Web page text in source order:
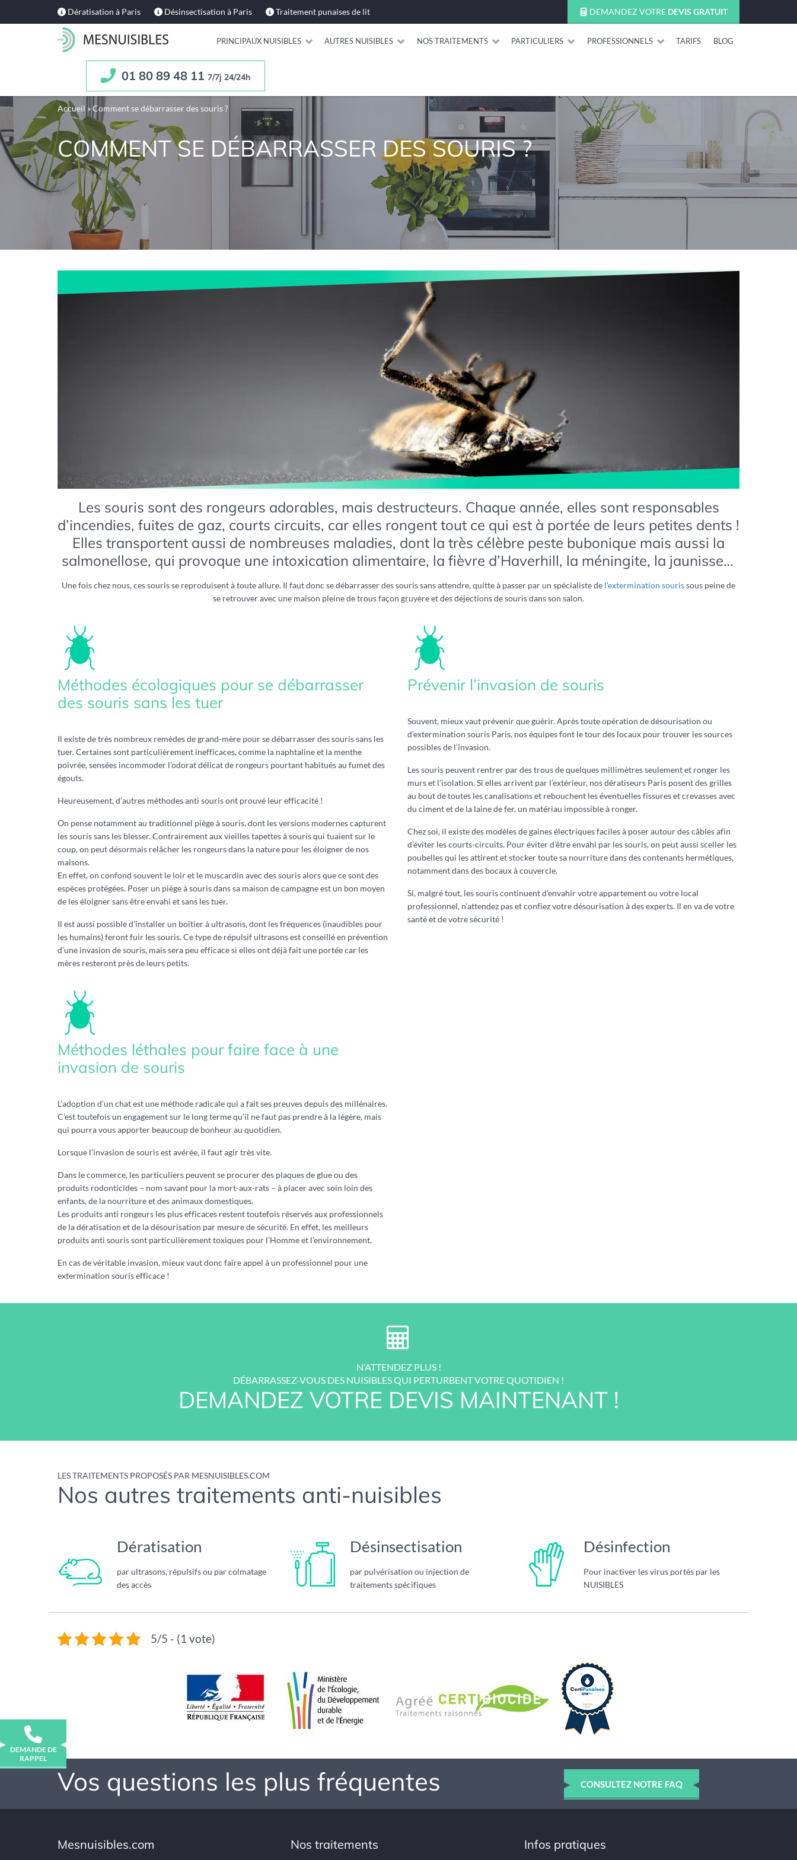
Dératisation à Paris Désinsectisation à Paris Traitement punaises de lit DEMANDEZ VOTRE DEVIS GRATUIT
PRINCIPAUX NUISIBLES AUTRES NUISIBLES NOS TRAITEMENTS PARTICULIERS PROFESSIONNELS TARIFS BLOG
01 80 89 48 11 7/7j 24/24h
Accueil »Comment se débarrasser des souris ?
COMMENT SE DÉBARRASSER DES SOURIS ?
Les souris sont des rongeurs adorables, mais destructeurs. Chaque année, elles sont responsables
d’incendies, fuites de gaz, courts circuits, car elles rongent tout ce qui est à portée de leurs petites dents !
Elles transportent aussi de nombreuses maladies, dont la très célèbre peste bubonique mais aussi la
salmonellose, qui provoque une intoxication alimentaire, la fièvre d’Haverhill, la méningite, la jaunisse…
Une fois chez nous, ces souris se reproduisent à toute allure. Il faut donc se débarrasser des souris sans attendre, quitte à passer par un spécialiste de l’extermination sourissous peine de
se retrouver avec une maison pleine de trous façon gruyère et des déjections de souris dans son salon.
Méthodes écologiques pour se débarrasser
des souris sans les tuer
Il existe de très nombreux remèdes de grand-mère pour se débarrasser des souris sans les
tuer. Certaines sont particulièrement inefficaces, comme la naphtaline et la menthe
poivrée, sensées incommoder l’odorat délicat de rongeurs pourtant habitués au fumet des
égouts.
Heureusement, d’autres méthodes anti souris ont prouvé leur efficacité !
On pense notamment au traditionnel piège à souris, dont les versions modernes capturent
les souris sans les blesser. Contrairement aux vieilles tapettes à souris qui tuaient sur le
coup, on peut désormais relâcher les rongeurs dans la nature pour les éloigner de nos
maisons.
En effet, on confond souvent le loir et le muscardin avec des souris alors que ce sont des
espèces protégées. Poser un piège à souris dans sa maison de campagne est un bon moyen
de les éloigner sans être envahi et sans les tuer.
Il est aussi possible d’installer un boîtier à ultrasons, dont les fréquences (inaudibles pour
les humains) feront fuir les souris. Ce type de répulsif ultrasons est conseillé en prévention
d’une invasion de souris, mais sera peu efficace si elles ont déjà fait une portée car les
mères resteront près de leurs petits.
Méthodes léthales pour faire face à une
invasion de souris
L’adoption d’un chat est une méthode radicale qui a fait ses preuves depuis des millénaires.
C’est toutefois un engagement sur le long terme qu’il ne faut pas prendre à la légère, mais
qui pourra vous apporter beaucoup de bonheur au quotidien.
Lorsque l’invasion de souris est avérée, il faut agir très vite.
Dans le commerce, les particuliers peuvent se procurer des plaques de glue ou des
produits rodonticides – nom savant pour la mort-aux-rats – à placer avec soin loin des
enfants, de la nourriture et des animaux domestiques.
Les produits anti rongeurs les plus efficaces restent toutefois réservés aux professionnels
de la dératisation et de la désourisation par mesure de sécurité. En effet, les meilleurs
produits anti souris sont particulièrement toxiques pour l’Homme et l’environnement.
En cas de véritable invasion, mieux vaut donc faire appel à un professionnel pour une
extermination souris efficace !
Prévenir l’invasion de souris
Souvent, mieux vaut prévenir que guérir. Après toute opération de désourisation ou
d’extermination souris Paris, nos équipes font le tour des locaux pour trouver les sources
possibles de l’invasion.
Les souris peuvent rentrer par des trous de quelques millimètres seulement et ronger les
murs et l’isolation. Si elles arrivent par l’extérieur, nos dératiseurs Paris posent des grilles
au bout de toutes les canalisations et rebouchent les éventuelles fissures et crevasses avec
du ciment et de la laine de fer, un matériau impossible à ronger.
Chez soi, il existe des modèles de gaines électriques faciles à poser autour des câbles afin
d’éviter les courts-circuits. Pour éviter d’être envahi par les souris, on peut aussi sceller les
poubelles qui les attirent et stocker toute sa nourriture dans des contenants hermétiques,
notamment dans des bocaux à couvercle.
Si, malgré tout, les souris continuent d’envahir votre appartement ou votre local
professionnel, n’attendez pas et confiez votre désourisation à des experts. Il en va de votre
santé et de votre sécurité !
N’ATTENDEZ PLUS !
DÉBARRASSEZ-VOUS DES NUISIBLES QUI PERTURBENT VOTRE QUOTIDIEN !
DEMANDEZ VOTRE DEVIS MAINTENANT !
LES TRAITEMENTS PROPOSÉS PAR MESNUISIBLES.COM
Nos autres traitements anti-nuisibles
Dératisation
par ultrasons, répulsifs ou par colmatage
des accès
Désinsectisation
par pulvérisation ou injection de
traitements spécifiques
Désinfection
Pour inactiver les virus portés par les
NUISIBLES
5/5 - (1 vote)
Vos questions les plus fréquentes CONSULTEZ NOTRE FAQ
Mesnuisibles.com Nos traitements Infos pratiques
DEMANDE DE
RAPPEL